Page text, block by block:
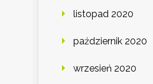
listopad 2020
październik 2020
wrzesień 2020